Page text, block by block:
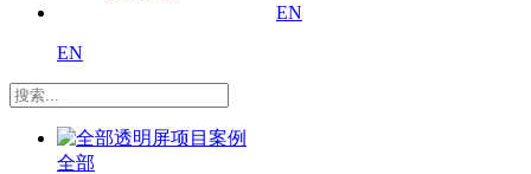
EN
EN
全部